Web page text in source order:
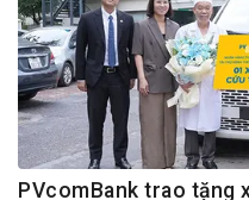
PVcomBank trao tặng